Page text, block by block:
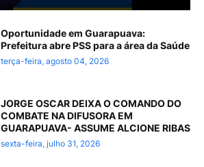
Oportunidade em Guarapuava:
Prefeitura abre PSS para a área da Saúde
terça-feira, agosto 04, 2026
JORGE OSCAR DEIXA O COMANDO DO
COMBATE NA DIFUSORA EM
GUARAPUAVA- ASSUME ALCIONE RIBAS
sexta-feira, julho 31, 2026